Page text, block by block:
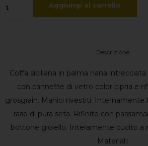
Aggiungi al carrello
Descrizione
Coffa siciliana in palma nana intrecciata
con cannette di vetro color cipria e
grosgrain. Manici rivestiti. Internamente
raso di pura seta. Rifinito con
bottone gioiello. Interamente cucito a
Materiali: